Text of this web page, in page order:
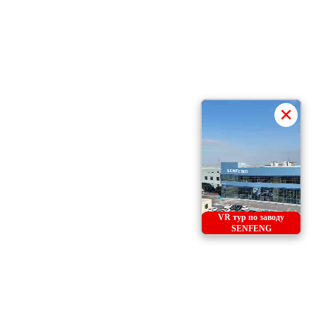
VR тур по заводу
SENFENG
×